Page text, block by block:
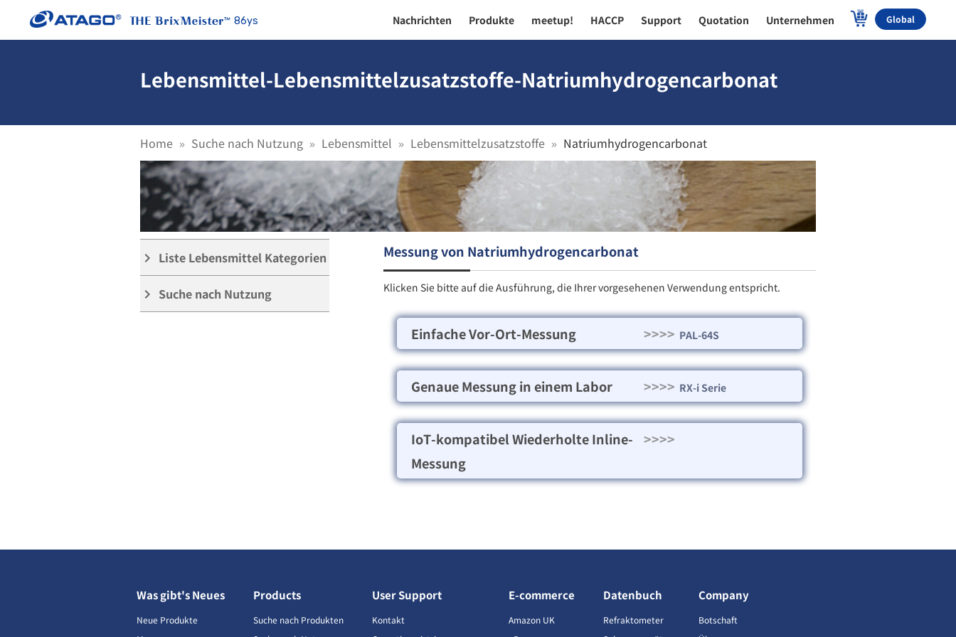
86ys Nachrichten Produkte meetup! HACCP Support Quotation Unternehmen Global
Lebensmittel-Lebensmittelzusatzstoffe-Natriumhydrogencarbonat
Home Suche nach Nutzung Lebensmittel Lebensmittelzusatzstoffe Natriumhydrogencarbonat
keyboard_arrow_right Liste Lebensmittel Kategorien
keyboard_arrow_right Suche nach Nutzung
Messung von Natriumhydrogencarbonat
Klicken Sie bitte auf die Ausführung, die Ihrer vorgesehenen Verwendung entspricht.
Einfache Vor-Ort-Messung >>>> PAL-64S
Genaue Messung in einem Labor >>>> RX-i Serie
IoT-kompatibel Wiederholte Inline-
Messung
>>>>
Was gibt's Neues
Neue Produkte
Products
Suche nach Produkten
User Support
Kontakt
E-commerce
Amazon UK
Datenbuch
Refraktometer
Company
Botschaft